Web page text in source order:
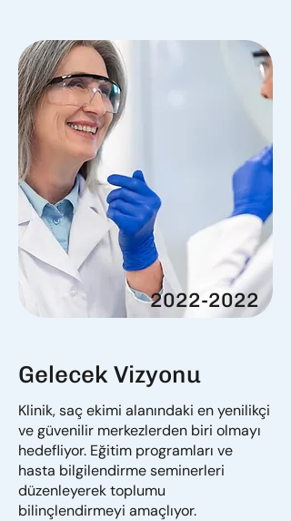
2022-2022
Gelecek Vizyonu
Klinik, saç ekimi alanındaki en yenilikçi
ve güvenilir merkezlerden biri olmayı
hedefliyor. Eğitim programları ve
hasta bilgilendirme seminerleri
düzenleyerek toplumu
bilinçlendirmeyi amaçlıyor.